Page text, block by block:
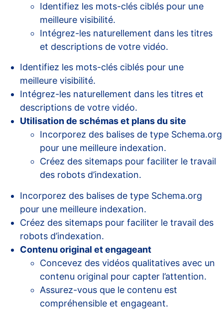
Identifiez les mots-clés ciblés pour une
meilleure visibilité.
Intégrez-les naturellement dans les titres
et descriptions de votre vidéo.
Identifiez les mots-clés ciblés pour une
meilleure visibilité.
Intégrez-les naturellement dans les titres et
descriptions de votre vidéo.
Utilisation de schémas et plans du site
Incorporez des balises de type Schema.org
pour une meilleure indexation.
Créez des sitemaps pour faciliter le travail
des robots d’indexation.
Incorporez des balises de type Schema.org
pour une meilleure indexation.
Créez des sitemaps pour faciliter le travail des
robots d’indexation.
Contenu original et engageant
Concevez des vidéos qualitatives avec un
contenu original pour capter l’attention.
Assurez-vous que le contenu est
compréhensible et engageant.